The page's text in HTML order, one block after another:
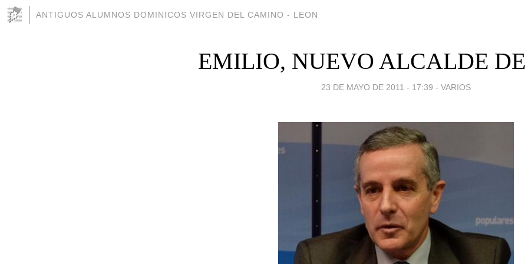
ANTIGUOS ALUMNOS DOMINICOS VIRGEN DEL CAMINO - LEON
EMILIO, NUEVO ALCALDE
23 DE MAYO DE 2011 - 17:39 - VARIOS